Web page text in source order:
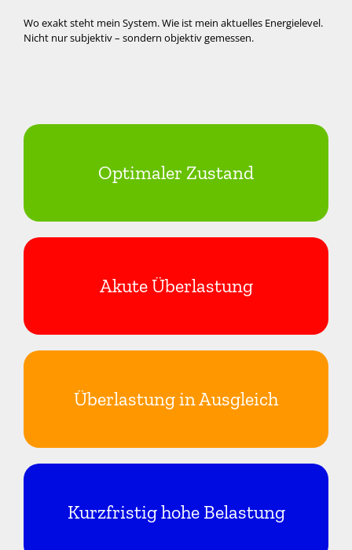
Wo exakt steht mein System. Wie ist mein aktuelles Energielevel.
Nicht nur subjektiv – sondern objektiv gemessen.
Optimaler Zustand
Akute Überlastung
Überlastung in Ausgleich
Kurzfristig hohe Belastung